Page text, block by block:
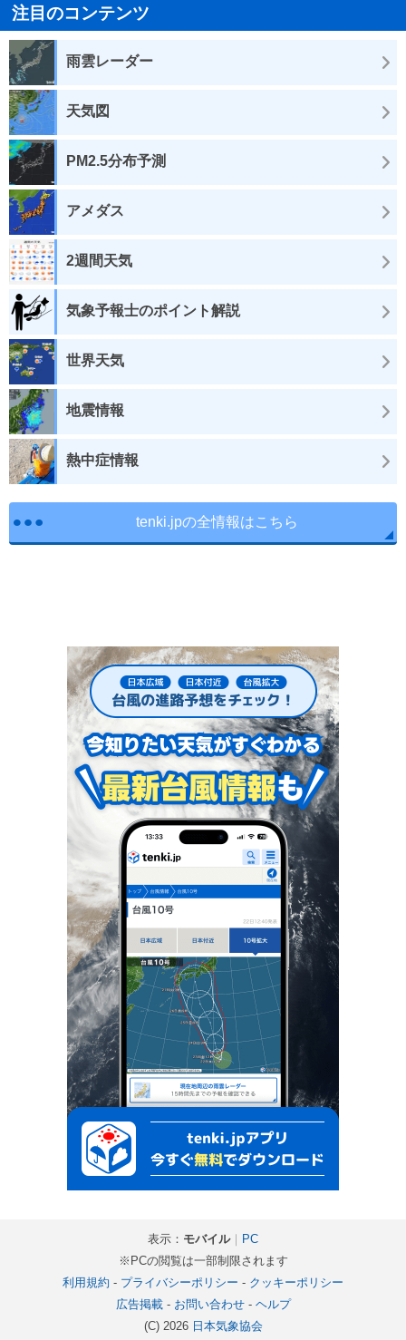
注目のコンテンツ
雨雲レーダー
天気図
PM2.5分布予測
アメダス
2週間天気
気象予報士のポイント解説
世界天気
地震情報
熱中症情報
tenki.jpの全情報はこちら
表示： モバイル｜
PC
※PCの閲覧は一部制限されます
利用規約 - プライバシーポリシー - クッキーポリシー
広告掲載- お問い合わせ- ヘルプ
(C) 2026 日本気象協会